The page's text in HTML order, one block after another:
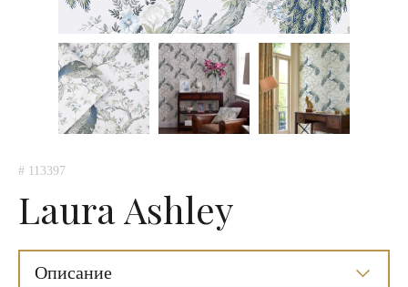
# 113397
Laura Ashley
Описание